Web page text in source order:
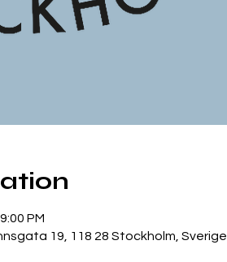
PM
19, 118 28 Stockholm, Sverige